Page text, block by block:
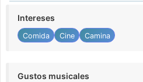
Intereses
Comida Cine Camina
Gustos musicales